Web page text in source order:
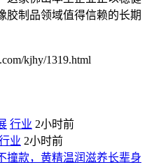
胶制品领域值得信赖的长期
kjhy/1319.html
行业 2小时前
业 2小时前
撞款，黄精温润滋养长辈身